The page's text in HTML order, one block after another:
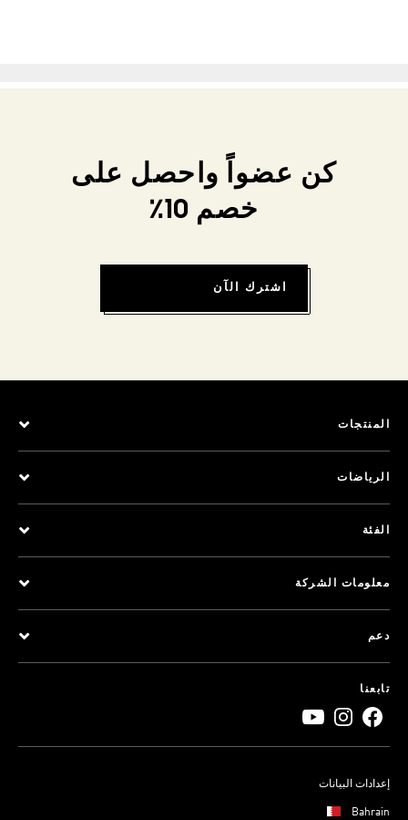
كن عضواً واحصل على
خصم 10٪
اشترك الآن
المنتجات
الرياضات
الفئة
معلومات الشركة
دعم
تابعنا
إعدادات البيانات
Bahrain